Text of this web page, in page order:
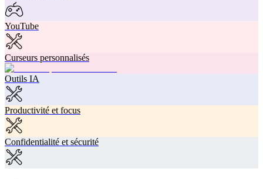
YouTube
Curseurs personnalisés
Outils IA
Productivité et focus
Confidentialité et sécurité